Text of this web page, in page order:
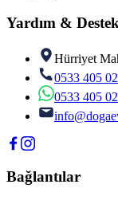
Yardım & Destek
Hürriyet
0533 405
0533 405
Bağlantılar